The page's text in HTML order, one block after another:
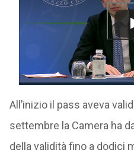
All’inizio il pass aveva
settembre la Camera ha
della validità fino a dodici